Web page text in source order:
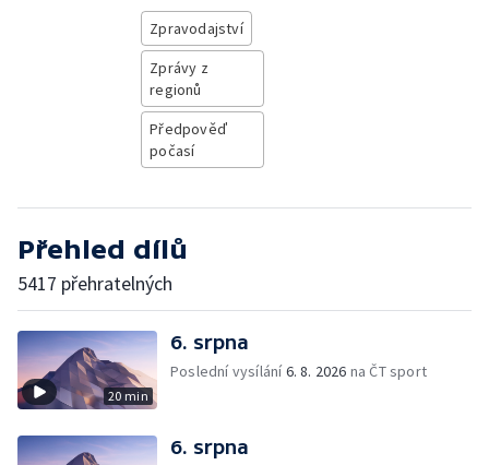
Zpravodajství
Zprávy z
regionů
Předpověď
počasí
Přehled dílů
5417 přehratelných
20 min
6. srpna
Poslední vysílání6. 8. 2026 na ČT sport
6. srpna